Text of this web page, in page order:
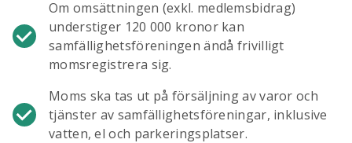
Om omsättningen (exkl. medlemsbidrag)
understiger 120 000 kronor kan
samfällighetsföreningen ändå frivilligt
momsregistrera sig.
Moms ska tas ut på försäljning av varor och
tjänster av samfällighetsföreningar, inklusive
vatten, el och parkeringsplatser.